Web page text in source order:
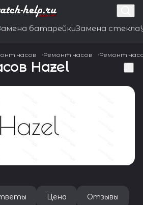
батарейкиЗамена стекла
часов Ремонт часов Ремонт
Hazel
Цена Отзывы